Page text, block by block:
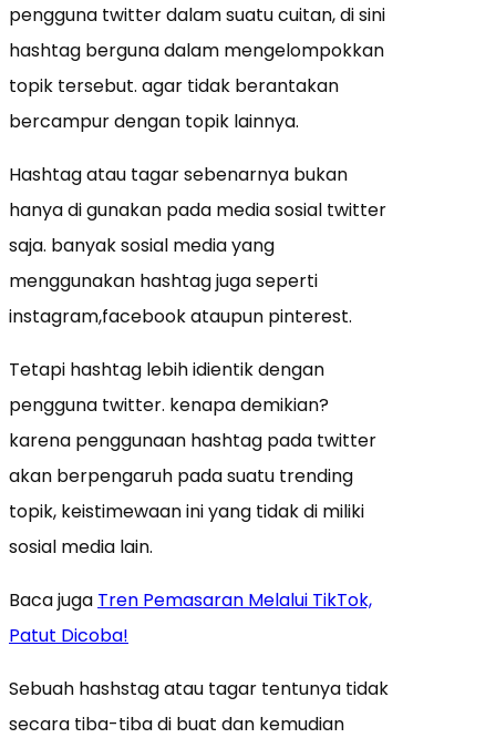
pengguna twitter dalam suatu cuitan, di sini
hashtag berguna dalam mengelompokkan
topik tersebut. agar tidak berantakan
bercampur dengan topik lainnya.
Hashtag atau tagar sebenarnya bukan
hanya di gunakan pada media sosial twitter
saja. banyak sosial media yang
menggunakan hashtag juga seperti
instagram,facebook ataupun pinterest.
Tetapi hashtag lebih idientik dengan
pengguna twitter. kenapa demikian?
karena penggunaan hashtag pada twitter
akan berpengaruh pada suatu trending
topik, keistimewaan ini yang tidak di miliki
sosial media lain.
Baca juga Tren Pemasaran Melalui TikTok,
Patut Dicoba!
Sebuah hashstag atau tagar tentunya tidak
secara tiba-tiba di buat dan kemudian